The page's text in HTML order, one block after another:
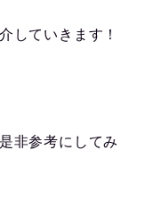
していきます！
非参考にしてみ